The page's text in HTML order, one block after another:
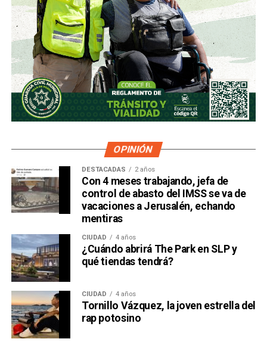
OPINIÓN
DESTACADAS 2 años
Con 4 meses trabajando, jefa de
control de abasto del IMSS se va de
vacaciones a Jerusalén, echando
mentiras
CIUDAD 4 años
¿Cuándo abrirá The Park en SLP y
qué tiendas tendrá?
CIUDAD 4 años
Tornillo Vázquez, la joven estrella del
rap potosino